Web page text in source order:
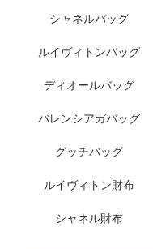
シャネルバッグ
ルイヴィトンバッグ
ディオールバッグ
バレンシアガバッグ
グッチバッグ
ルイヴィトン財布
シャネル財布